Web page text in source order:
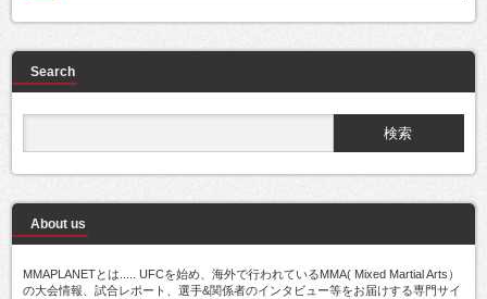
Search
About us
MMAPLANETとは..... UFCを始め、海外で行われているMMA( Mixed Martial Arts）
の大会情報、試合レポート、選手&関係者のインタビュー等をお届けする専門サイ